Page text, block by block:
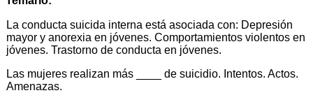
La conducta suicida interna está asociada con: Depresión
mayor y anorexia en jóvenes. Comportamientos violentos en
jóvenes. Trastorno de conducta en jóvenes.
Las mujeres realizan más ____ de suicidio. Intentos. Actos.
Amenazas.